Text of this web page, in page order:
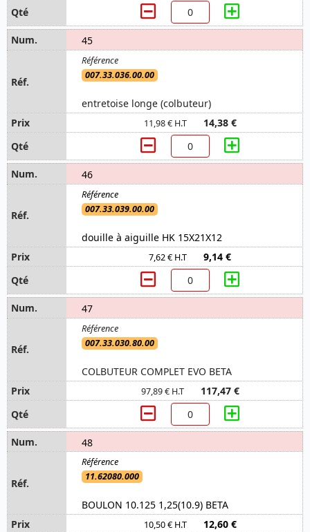
45
007.33.036.00.00
entretoise longe (colbuteur)
11,98 € H.T 14,38 €
46
007.33.039.00.00
douille à aiguille HK 15X21X12
7,62 € H.T 9,14 €
47
007.33.030.80.00
COLBUTEUR COMPLET EVO BETA
97,89 € H.T 117,47 €
48
11.62080.000
BOULON 10.125 1,25(10.9) BETA
10,50 € H.T 12,60 €